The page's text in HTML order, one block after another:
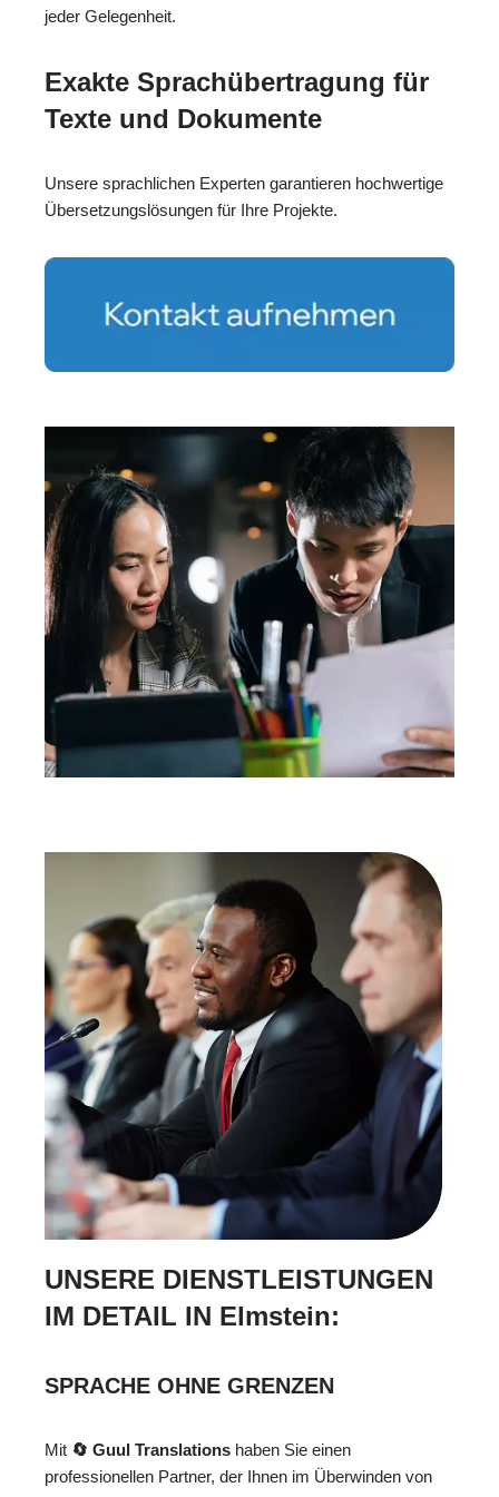
jeder Gelegenheit.
Exakte Sprachübertragung für
Texte und Dokumente
Unsere sprachlichen Experten garantieren hochwertige
Übersetzungslösungen für Ihre Projekte.
UNSERE DIENSTLEISTUNGEN
IM DETAIL IN Elmstein:
SPRACHE OHNE GRENZEN
Mit 🔄 Guul Translations haben Sie einen
professionellen Partner, der Ihnen im Überwinden von